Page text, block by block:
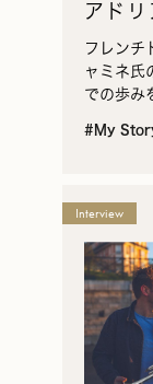
アド
れた
興と
フレンチ
ャミネ氏
での歩み
転機を辿
#My
Interview